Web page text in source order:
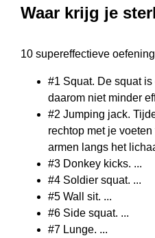
Waar krijg je
10 supereffectieve
#1 Squat. De squat
daarom niet minder
#2 Jumping jack.
rechtop met je
armen langs het
#3 Donkey kicks. ...
#4 Soldier squat. ...
#5 Wall sit. ...
#6 Side squat. ...
#7 Lunge. ...